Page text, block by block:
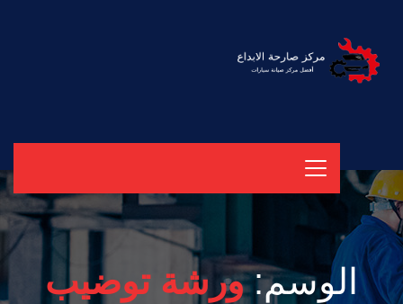
الوسم:ورشة توضيب